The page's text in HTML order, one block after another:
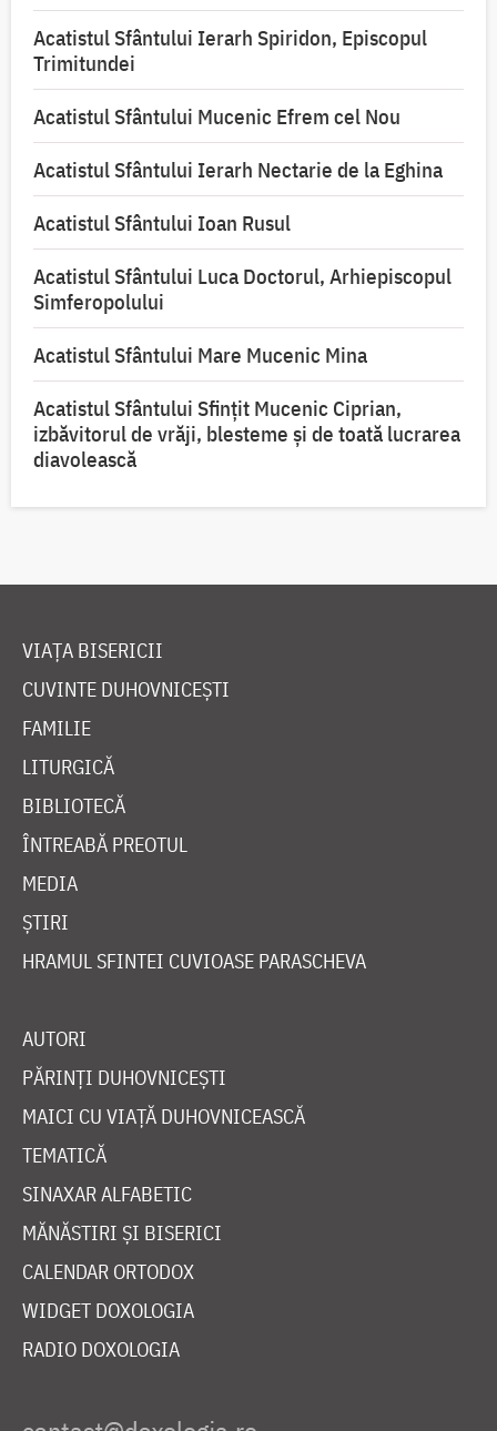
Acatistul Sfântului Ierarh Spiridon, Episcopul
Trimitundei
Acatistul Sfântului Mucenic Efrem cel Nou
Acatistul Sfântului Ierarh Nectarie de la Eghina
Acatistul Sfântului Ioan Rusul
Acatistul Sfântului Luca Doctorul, Arhiepiscopul
Simferopolului
Acatistul Sfântului Mare Mucenic Mina
Acatistul Sfântului Sfințit Mucenic Ciprian,
izbăvitorul de vrăji, blesteme și de toată lucrarea
diavolească
VIAȚA BISERICII
CUVINTE DUHOVNICEȘTI
FAMILIE
LITURGICĂ
BIBLIOTECĂ
ÎNTREABĂ PREOTUL
MEDIA
ȘTIRI
HRAMUL SFINTEI CUVIOASE PARASCHEVA
AUTORI
PĂRINȚI DUHOVNICEȘTI
MAICI CU VIAȚĂ DUHOVNICEASCĂ
TEMATICĂ
SINAXAR ALFABETIC
MĂNĂSTIRI ȘI BISERICI
CALENDAR ORTODOX
WIDGET DOXOLOGIA
RADIO DOXOLOGIA